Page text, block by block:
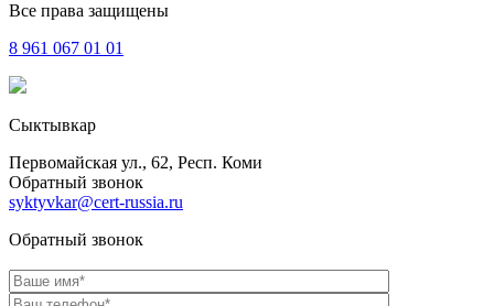
Все права защищены
8 961 067 01 01
Сыктывкар
Первомайская ул., 62, Респ. Коми
Обратный звонок
syktyvkar@cert-russia.ru
Обратный звонок